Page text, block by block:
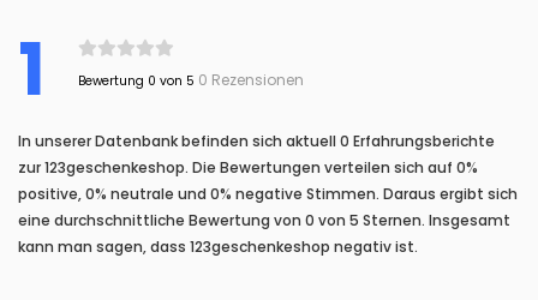
1 Bewertung 0 von 5 0 Rezensionen
In unserer Datenbank befinden sich aktuell 0 Erfahrungsberichte
zur 123geschenkeshop. Die Bewertungen verteilen sich auf 0%
positive, 0% neutrale und 0% negative Stimmen. Daraus ergibt sich
eine durchschnittliche Bewertung von 0 von 5 Sternen. Insgesamt
kann man sagen, dass 123geschenkeshop negativ ist.